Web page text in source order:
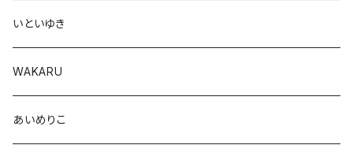
いといゆき
WAKARU
あいめりこ